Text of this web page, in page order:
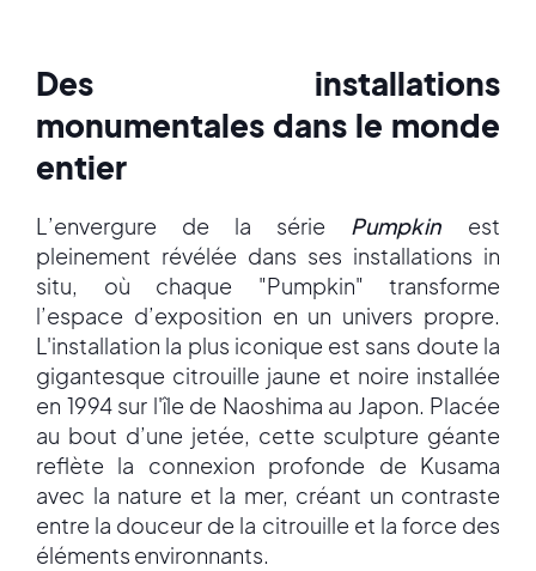
Des installations
monumentales dans le monde
entier
L’envergure de la série Pumpkin est
pleinement révélée dans ses installations in
situ, où chaque "Pumpkin" transforme
l’espace d’exposition en un univers propre.
L'installation la plus iconique est sans doute la
gigantesque citrouille jaune et noire installée
en 1994 sur l'île de Naoshima au Japon. Placée
au bout d’une jetée, cette sculpture géante
reflète la connexion profonde de Kusama
avec la nature et la mer, créant un contraste
entre la douceur de la citrouille et la force des
éléments environnants.